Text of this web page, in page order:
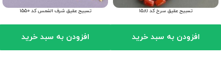
تسبیح عقیق سرخ کد ۱۵۸۱
افزودن به سبد خرید
تسبیح عقیق شرف الشمس کد ۱۵۵۰
افزودن به سبد خرید